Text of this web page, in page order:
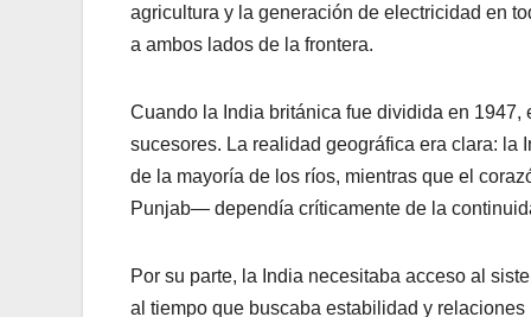
agricultura y la generación de electricidad en
a ambos lados de la frontera.
Cuando la India británica fue dividida en
sucesores. La realidad geográfica era clara: la
de la mayoría de los ríos, mientras que el
Punjab— dependía críticamente de la
Por su parte, la India necesitaba acceso al
al tiempo que buscaba estabilidad y